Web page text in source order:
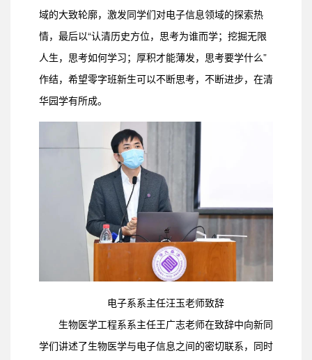
域的大致轮廓，激发同学们对电子信息领域的探索热
情，最后以“认清历史方位，思考为谁而学；挖掘无限
人生，思考如何学习；厚积才能薄发，思考要学什么”
作结，希望零字班新生可以不断思考，不断进步，在清
华园学有所成。
电子系系主任汪玉老师致辞
生物医学工程系系主任王广志老师在致辞中向新同
学们讲述了生物医学与电子信息之间的密切联系，同时